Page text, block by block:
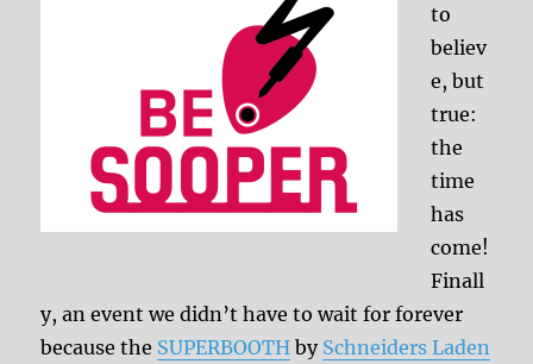
to
believ
e, but
true:
the
time
has
come!
Finall
y, an event we didn’t have to wait for forever
because the SUPERBOOTH by Schneiders Laden